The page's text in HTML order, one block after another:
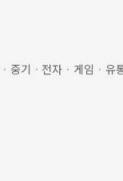
· 중기 · 전자 · 게임 · 유